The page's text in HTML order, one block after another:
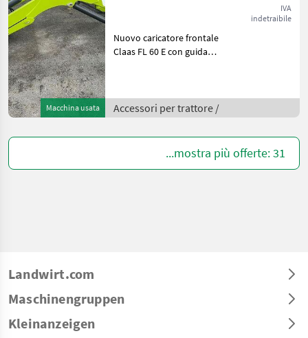
Macchina usata
IVA
indetraibile
Nuovo caricatore frontale
Claas FL 60 E con guida
massima sotto la benna in
posizione or
Accessori per trattore /
...mostra più offerte: 31
Landwirt.com
Maschinengruppen
Kleinanzeigen